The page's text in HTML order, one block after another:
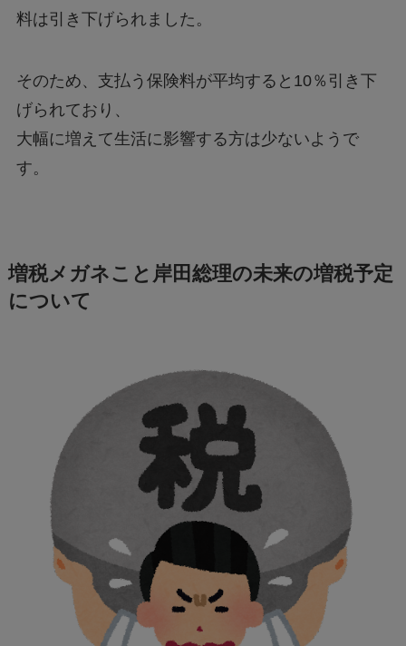
料は引き下げられました。
そのため、支払う保険料が平均すると10％引き下
げられており、
大幅に増えて生活に影響する方は少ないようで
す。
増税メガネこと岸田総理の未来の増税予定
について